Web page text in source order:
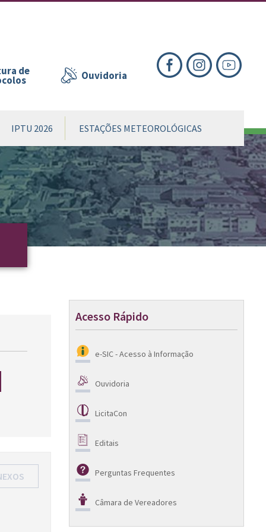
de Ouvidoria
IPTU 2026 ESTAÇÕES METEOROLÓGICAS
Acesso Rápido
e-SIC - Acesso à Informação
Ouvidoria
LicitaCon
Editais
Perguntas Frequentes
Câmara de Vereadores